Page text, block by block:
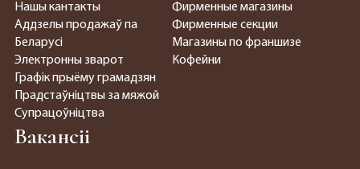
Нашы кантакты
Аддзелы продажаў па
Беларусі
Электронны зварот
Графік прыёму грамадзян
Прадстаўніцтвы за мяжой
Супрацоўніцтва
Фирменные магазины
Фирменные секции
Магазины по франшизе
Кофейни
Вакансіі